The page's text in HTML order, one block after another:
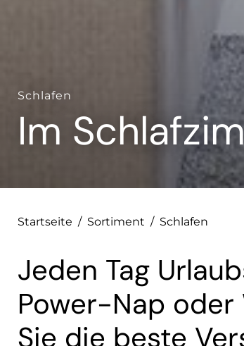
Schlafen
Im
Startseite / Sortiment / Schlafen
Jeden Tag
Power-Nap
Sie die beste